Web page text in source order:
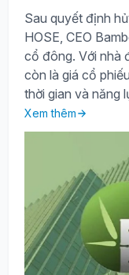
Sau quyết định
HOSE, CEO
cổ đông. Với nhà
còn là giá cổ
thời gian và năng
Xem thêm